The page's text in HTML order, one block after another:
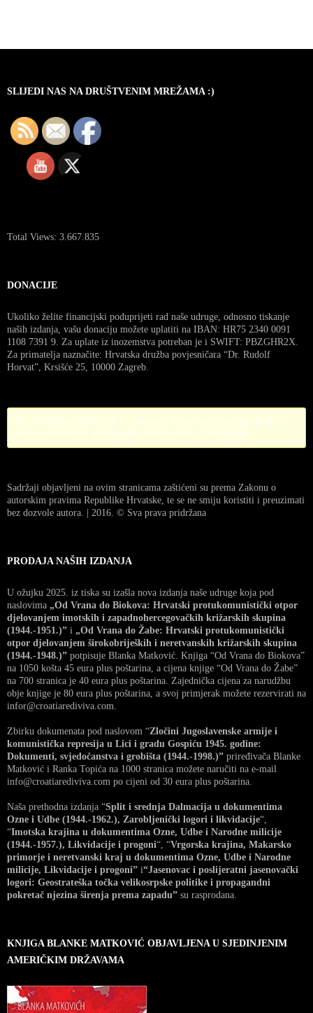
SLIJEDI NAS NA DRUŠTVENIM MREŽAMA :)
Total Views: 3.667.835
DONACIJE
Ukoliko želite financijski poduprijeti rad naše udruge, odnosno tiskanje
naših izdanja, vašu donaciju možete uplatiti na IBAN: HR75 2340 0091
1108 7391 9. Za uplate iz inozemstva potreban je i SWIFT: PBZGHR2X.
Za primatelja naznačite: Hrvatska družba povjesničara “Dr. Rudolf
Horvat”, Krsišće 25, 10000 Zagreb.
Sadržaji objavljeni na ovim stranicama zaštićeni su prema Zakonu o
autorskim pravima Republike Hrvatske, te se ne smiju koristiti i preuzimati
bez dozvole autora. | 2016. © Sva prava pridržana
PRODAJA NAŠIH IZDANJA
U ožujku 2025. iz tiska su izašla nova izdanja naše udruge koja pod
naslovima „Od Vrana do Biokova: Hrvatski protukomunistički otpor
djelovanjem imotskih i zapadnohercegovačkih križarskih skupina
(1944.-1951.)” i „Od Vrana do Žabe: Hrvatski protukomunistički
otpor djelovanjem širokobrijeških i neretvanskih križarskih skupina
(1944.-1948.)” potpisuje Blanka Matković. Knjiga “Od Vrana do Biokova”
na 1050 košta 45 eura plus poštarina, a cijena knjige “Od Vrana do Žabe”
na 700 stranica je 40 eura plus poštarina. Zajednička cijena za narudžbu
obje knjige je 80 eura plus poštarina, a svoj primjerak možete rezervirati na
infor@croatiarediviva.com.
Zbirku dokumenata pod naslovom “Zločini Jugoslavenske armije i
komunistička represija u Lici i gradu Gospiću 1945. godine:
Dokumenti, svjedočanstva i grobišta (1944.-1998.)” priređivača Blanke
Matković i Ranka Topića na 1000 stranica možete naručiti na e-mail
info@croatiarediviva.com po cijeni od 30 eura plus poštarina.
Naša prethodna izdanja “Split i srednja Dalmacija u dokumentima
Ozne i Udbe (1944.-1962.), Zarobljenički logori i likvidacije“,
“Imotska krajina u dokumentima Ozne, Udbe i Narodne milicije
(1944.-1957.), Likvidacije i progoni“, “Vrgorska krajina, Makarsko
primorje i neretvanski kraj u dokumentima Ozne, Udbe i Narodne
milicije, Likvidacije i progoni” i“Jasenovac i poslijeratni jasenovački
logori: Geostrateška točka velikosrpske politike i propagandni
pokretač njezina širenja prema zapadu” su rasprodana.
KNJIGA BLANKE MATKOVIĆ OBJAVLJENA U SJEDINJENIM
AMERIČKIM DRŽAVAMA